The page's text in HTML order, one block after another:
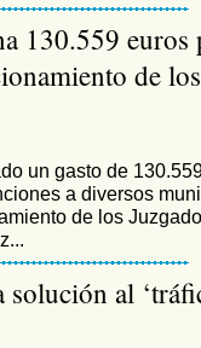
130.559 euros
de
un gasto de
a diversos
de los
al